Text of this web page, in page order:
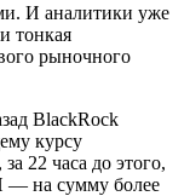
И аналитики уже
тонкая
рыночного
BlackRock
курсу
22 часа до этого,
— на сумму более